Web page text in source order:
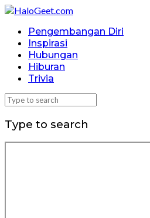
Pengembangan Diri
Inspirasi
Hubungan
Hiburan
Trivia
Type to search